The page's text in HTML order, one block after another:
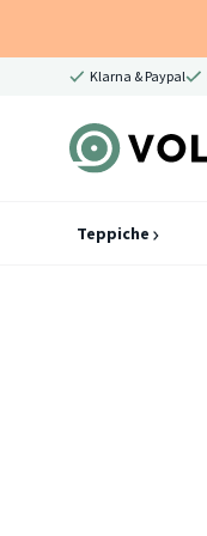
Klarna & Paypal
Teppiche